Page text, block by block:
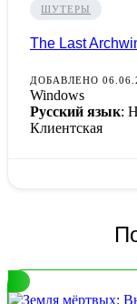
ШУТЕРЫ
The Last
ДОБАВЛЕНО
Windows
Русский язык:
Клиентская